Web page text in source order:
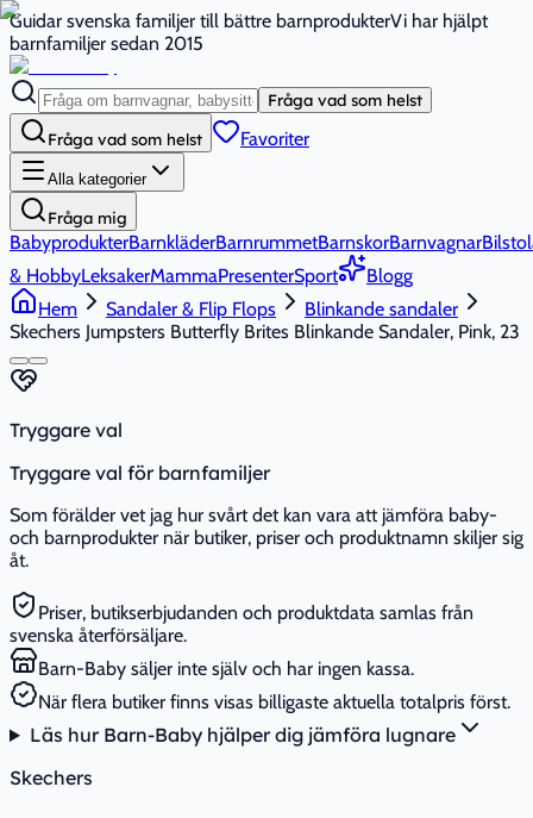
Guidar svenska familjer till bättre barnprodukterVi har hjälpt
barnfamiljer sedan 2015
Fråga vad som helst
Fråga vad som helst Favoriter
Alla kategorier
Fråga mig
BabyprodukterBarnkläderBarnrummetBarnskorBarnvagnar
& HobbyLeksakerMammaPresenterSport
Blogg
Hem
Sandaler & Flip Flops
Blinkande sandaler
Skechers Jumpsters Butterfly Brites Blinkande Sandaler, Pink, 23
Tryggare val
Tryggare val för barnfamiljer
Som förälder vet jag hur svårt det kan vara att jämföra baby-
och barnprodukter när butiker, priser och produktnamn skiljer sig
åt.
Priser, butikserbjudanden och produktdata samlas från
svenska återförsäljare.
Barn-Baby säljer inte själv och har ingen kassa.
När flera butiker finns visas billigaste aktuella totalpris först.
Läs hur Barn-Baby hjälper dig jämföra lugnare
Skechers